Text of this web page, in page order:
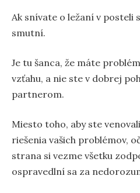
Ak snívate o ležaní v posteli
smutní.
Je tu šanca, že máte
vzťahu, a nie ste v dobrej
partnerom.
Miesto toho, aby ste
riešenia vašich problémov,
strana si vezme všetku
ospravedlní sa za